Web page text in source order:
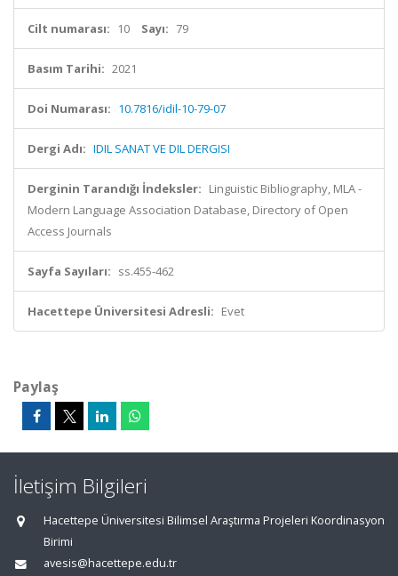
Cilt numarası: 10 Sayı: 79
Basım Tarihi: 2021
Doi Numarası: 10.7816/idil-10-79-07
Dergi Adı: IDIL SANAT VE DIL DERGISI
Derginin Tarandığı İndeksler: Linguistic Bibliography, MLA -
Modern Language Association Database, Directory of Open
Access Journals
Sayfa Sayıları: ss.455-462
Hacettepe Üniversitesi Adresli: Evet
Paylaş
İletişim Bilgileri
Hacettepe Üniversitesi Bilimsel Araştırma Projeleri Koordinasyon
Birimi
avesis@hacettepe.edu.tr